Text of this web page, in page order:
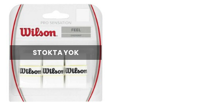
STOKTA YOK